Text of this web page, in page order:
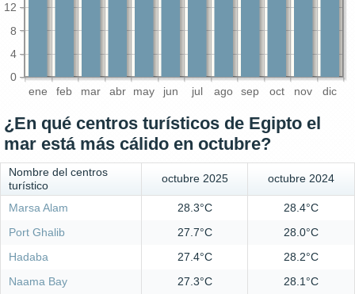
ene feb mar abr may jun jul ago sep oct nov dic
0
4
8
12
¿En qué centros turísticos de Egipto el
mar está más cálido en octubre?
Nombre del centros
turístico
octubre 2025 octubre 2024
Marsa Alam 28.3°C
28.4°C
Port Ghalib
27.7°C
28.0°C
Hadaba
27.4°C
28.2°C
Naama Bay
27.3°C
28.1°C